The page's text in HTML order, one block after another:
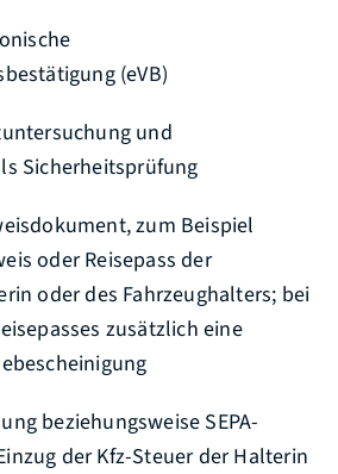
(eVB)
und
Sicherheitsprüfung
zum Beispiel
oder Reisepass der
oder des Fahrzeughalters; bei
zusätzlich eine
beziehungsweise SEPA‐
der Kfz‐Steuer der Halterin